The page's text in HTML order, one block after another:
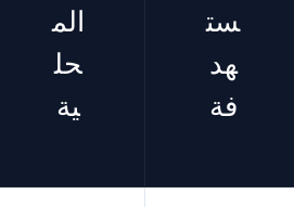
ست
هد
فة
الم
حل
ية